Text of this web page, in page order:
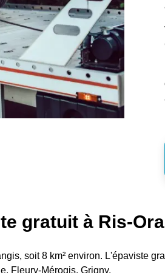
gratuit à Ris-
soit 8 km² environ. L'épaviste
Fleury-Mérogis, Grigny.